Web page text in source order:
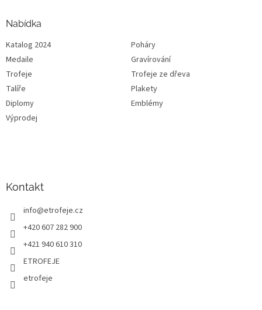
Nabídka
Katalog 2024
Poháry
Medaile
Gravírování
Trofeje
Trofeje ze dřeva
Talíře
Plakety
Diplomy
Emblémy
Výprodej
Kontakt
info@etrofeje.cz
+420 607 282 900
+421 940 610 310
ETROFEJE
etrofeje